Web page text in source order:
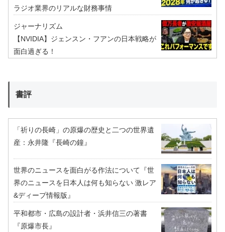
ラジオ業界のリアルな財務事情
ジャーナリズム
【NVIDIA】ジェンスン・フアンの日本戦略が
面白過ぎる！
書評
「祈りの長崎」の原爆の歴史と二つの世界遺
産：永井隆『長崎の鐘』
世界のニュースを面白がる作法について『世
界のニュースを日本人は何も知らない 激レア
&ディープ情報版』
平和都市・広島の設計者・浜井信三の著書
『原爆市長』